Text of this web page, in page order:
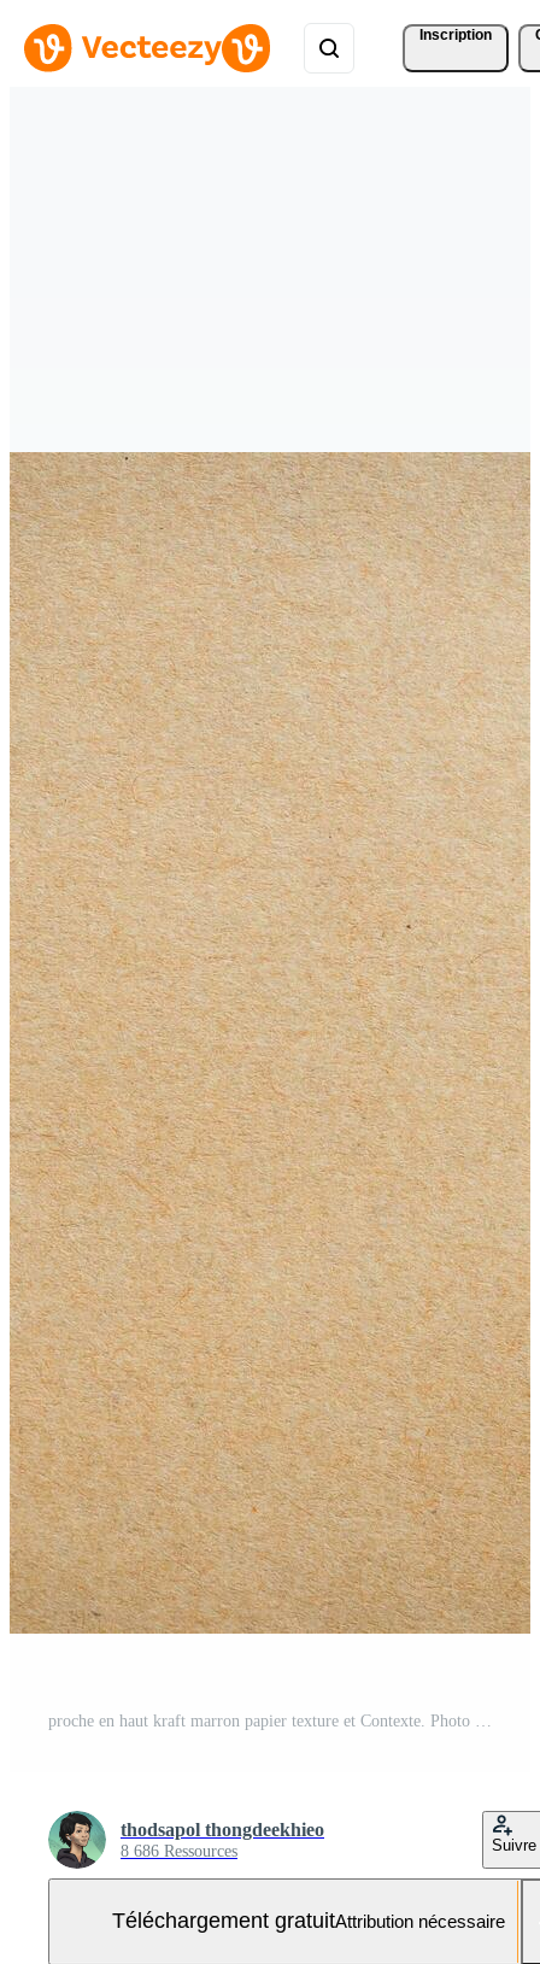
Inscription
thodsapol thongdeekhieo
8 686 Ressources Suivre
Téléchargement gratuitAttribution nécessaire